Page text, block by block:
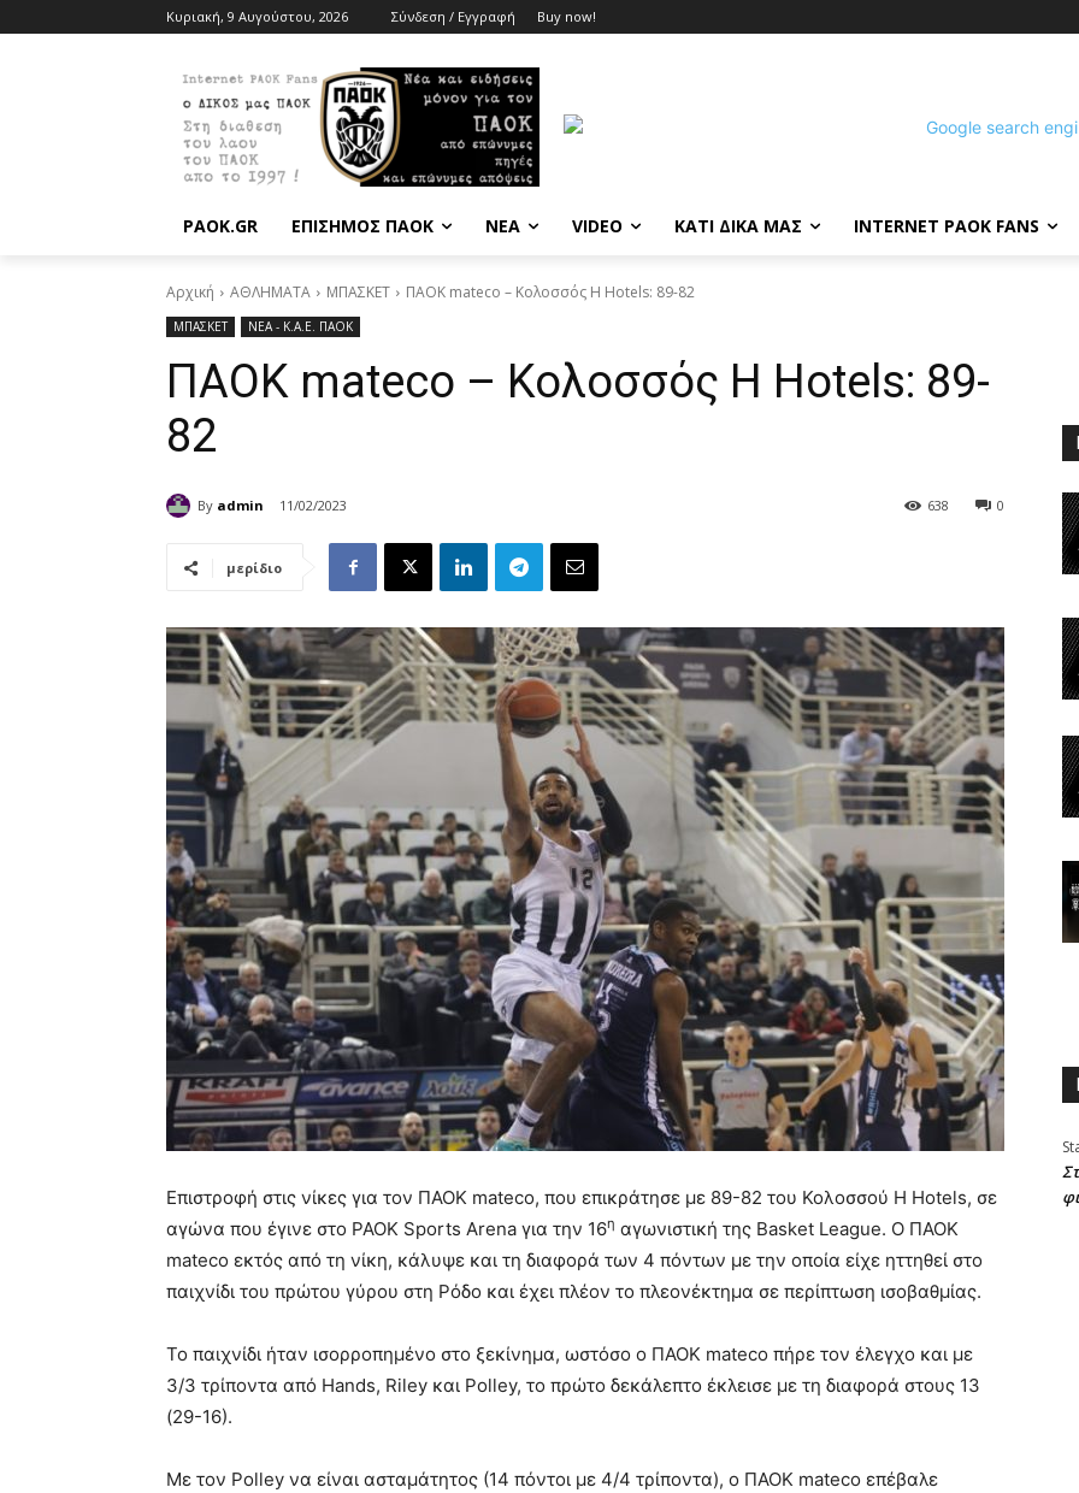
Κυριακή, 9 Αυγούστου, 2026 Σύνδεση / Εγγραφή Buy now!
PAOK.GR ΕΠΙΣΗΜΟΣ ΠΑΟΚ ΝΕΑ VIDEO ΚΑΤΙ ΔΙΚΑ ΜΑΣ INTERNET PAOK FANS
Αρχική ΑΘΛΗΜΑΤΑ ΜΠΑΣΚΕΤ ΠΑΟΚ mateco – Κολοσσός H Hotels: 89-82
ΜΠΑΣΚΕΤ ΝΕΑ - Κ.Α.Ε. ΠΑΟΚ
ΠΑΟΚ mateco – Κολοσσός H Hotels: 89-
82
By admin 11/02/2023 0
638
μερίδιο
Επιστροφή στις νίκες για τον ΠΑΟΚ mateco, που επικράτησε με 89-82 του Κολοσσού H Hotels, σε
αγώνα που έγινε στο PAOK Sports Arena για την 16η αγωνιστική της Basket League. Ο ΠΑΟΚ
mateco εκτός από τη νίκη, κάλυψε και τη διαφορά των 4 πόντων με την οποία είχε ηττηθεί στο
παιχνίδι του πρώτου γύρου στη Ρόδο και έχει πλέον το πλεονέκτημα σε περίπτωση ισοβαθμίας.
Το παιχνίδι ήταν ισορροπημένο στο ξεκίνημα, ωστόσο ο ΠΑΟΚ mateco πήρε τον έλεγχο και με
3/3 τρίποντα από Hands, Riley και Polley, το πρώτο δεκάλεπτο έκλεισε με τη διαφορά στους 13
(29-16).
Με τον Polley να είναι ασταμάτητος (14 πόντοι με 4/4 τρίποντα), ο ΠΑΟΚ mateco επέβαλε